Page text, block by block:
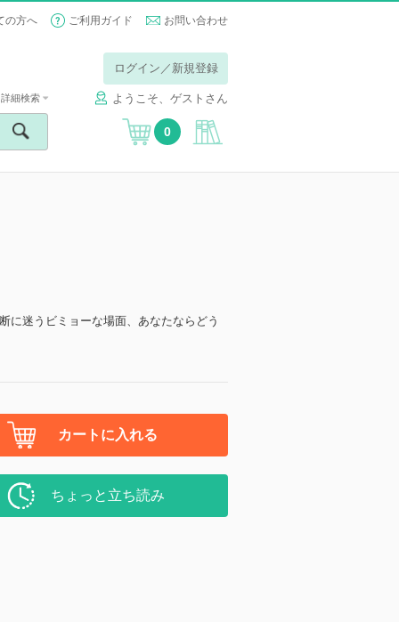
の方へ ご利用ガイド お問い合わせ
ログイン／新規登録
ようこそ、ゲストさん
詳細検索
0
迷うビミョーな場面、あなたならどう
カートに入れる
ちょっと立ち読み